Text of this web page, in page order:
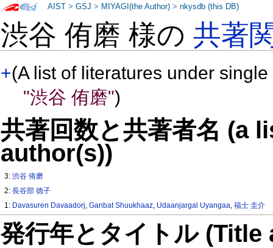
渋谷 侑磨 様の共著
+(A list of literatures under
"渋谷 侑磨")
共著回数と共著者名 (a
author(s))
3:渋谷 侑磨
2:長谷部 徳子
1: Davasuren Davaadorj,Ganbat Shuukhaaz, Udaanjargal Uyangaa,福士 圭介
発行年とタイトル
AIST >GSJ > MIYAGI(the Author) >nkysdb (this DB)